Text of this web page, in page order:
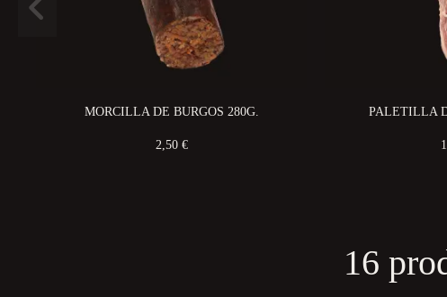
MORCILLA DE BURGOS 280G.
2,50 €
PALETILLA
16